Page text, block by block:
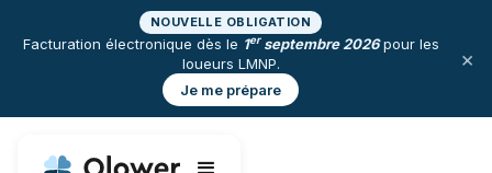
NOUVELLE OBLIGATION
Facturation électronique dès le 1erseptembre 2026pour les
loueurs LMNP.
Je me prépare
×